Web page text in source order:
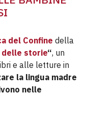
del Confine della
delle storie“, un
e alle letture in
la lingua madre
nelle